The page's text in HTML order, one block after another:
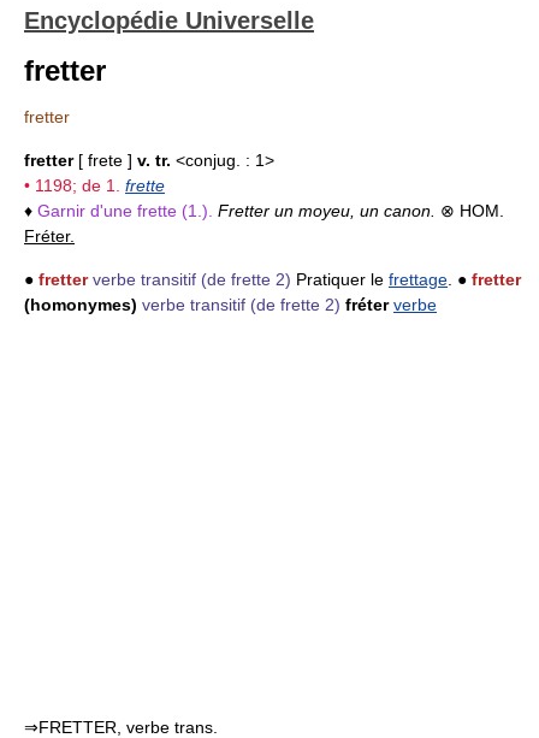
Encyclopédie Universelle
fretter
fretter
fretter[ frete ] v. tr. <conjug. : 1>
• 1198; de 1. frette
♦ Garnir d'une frette (1.). Fretter un moyeu, un canon. ⊗ HOM.
Fréter.
● fretter verbe transitif (de frette 2) Pratiquer le frettage . ● fretter
(homonymes) verbe transitif (de frette 2) fréter verbe
⇒FRETTER, verbe trans.